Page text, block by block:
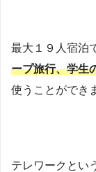
最大１９人宿泊
ープ旅行、学生
使うことができ
テレワークとい